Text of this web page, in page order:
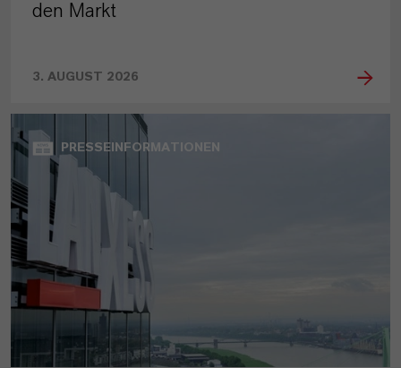
den Markt
3. AUGUST 2026
PRESSEINFORMATIONEN